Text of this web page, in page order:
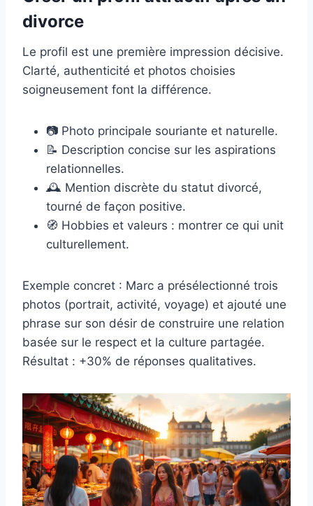
divorce
Le profil est une première impression décisive.
Clarté, authenticité et photos choisies
soigneusement font la différence.
📷 Photo principale souriante et naturelle.
📝 Description concise sur les aspirations
relationnelles.
🕰️ Mention discrète du statut divorcé,
tourné de façon positive.
🧭 Hobbies et valeurs : montrer ce qui unit
culturellement.
Exemple concret : Marc a présélectionné trois
photos (portrait, activité, voyage) et ajouté une
phrase sur son désir de construire une relation
basée sur le respect et la culture partagée.
Résultat : +30% de réponses qualitatives.